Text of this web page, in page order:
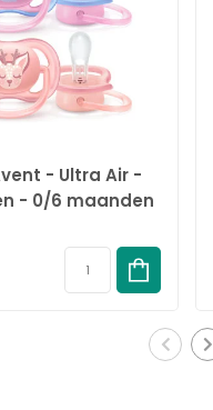
- Ultra Air -
- 0/6 maanden
SCF085/02